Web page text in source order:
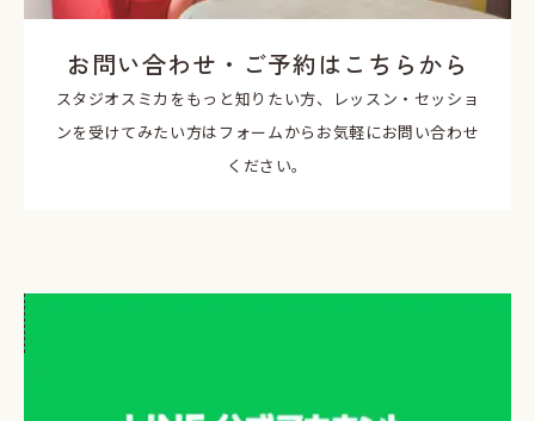
お問い合わせ・ご予約はこちらから
スタジオスミカをもっと知りたい方、レッスン・セッショ
ンを受けてみたい方はフォームからお気軽にお問い合わせ
ください。